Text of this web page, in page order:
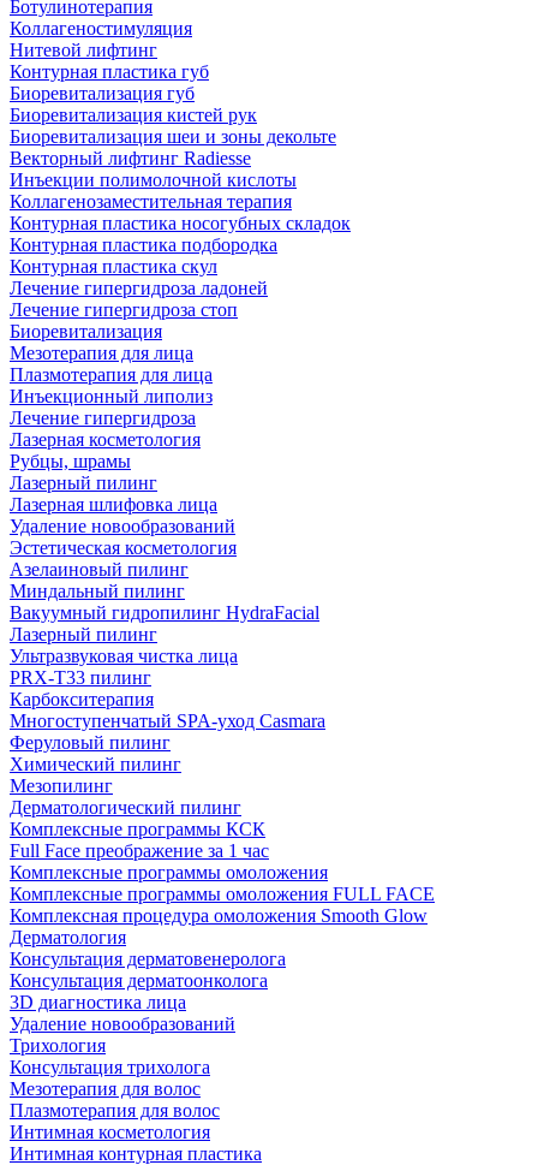
Ботулинотерапия
Коллагеностимуляция
Нитевой лифтинг
Контурная пластика губ
Биоревитализация губ
Биоревитализация кистей рук
Биоревитализация шеи и зоны декольте
Векторный лифтинг Radiesse
Инъекции полимолочной кислоты
Коллагенозаместительная терапия
Контурная пластика носогубных складок
Контурная пластика подбородка
Контурная пластика скул
Лечение гипергидроза ладоней
Лечение гипергидроза стоп
Биоревитализация
Мезотерапия для лица
Плазмотерапия для лица
Инъекционный липолиз
Лечение гипергидроза
Лазерная косметология
Рубцы, шрамы
Лазерный пилинг
Лазерная шлифовка лица
Удаление новообразований
Эстетическая косметология
Азелаиновый пилинг
Миндальный пилинг
Вакуумный гидропилинг HydraFacial
Лазерный пилинг
Ультразвуковая чистка лица
PRX-T33 пилинг
Карбокситерапия
Многоступенчатый SPA-уход Сasmara
Феруловый пилинг
Химический пилинг
Мезопилинг
Дерматологический пилинг
Комплексные программы КСК
Full Face преображение за 1 час
Комплексные программы омоложения
Комплексные программы омоложения FULL FACE
Комплексная процедура омоложения Smooth Glow
Дерматология
Консультация дерматовенеролога
Консультация дерматоонколога
3D диагностика лица
Удаление новообразований
Трихология
Консультация трихолога
Мезотерапия для волос
Плазмотерапия для волос
Интимная косметология
Интимная контурная пластика